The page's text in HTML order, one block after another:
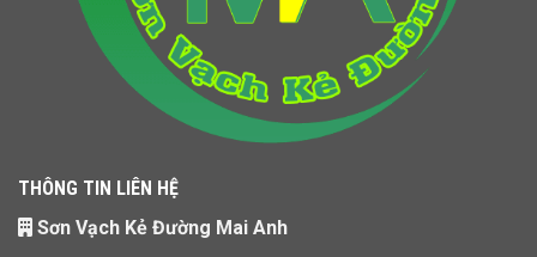
THÔNG TIN LIÊN HỆ
Sơn Vạch Kẻ Đường Mai Anh